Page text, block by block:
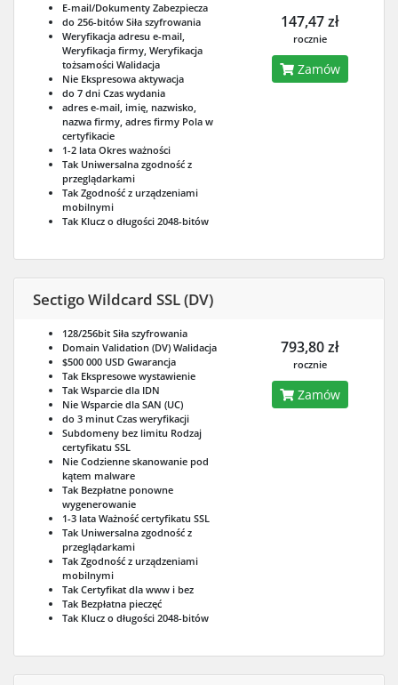
E-mail/Dokumenty Zabezpiecza
do 256-bitów Siła szyfrowania
Weryfikacja adresu e-mail,
Weryfikacja firmy, Weryfikacja
tożsamości Walidacja
Nie Ekspresowa aktywacja
do 7 dni Czas wydania
adres e-mail, imię, nazwisko,
nazwa firmy, adres firmy Pola w
certyfikacie
1-2 lata Okres ważności
Tak Uniwersalna zgodność z
przeglądarkami
Tak Zgodność z urządzeniami
mobilnymi
Tak Klucz o długości 2048-bitów
147,47 zł
rocznie
Zamów
Sectigo Wildcard SSL (DV)
128/256bit Siła szyfrowania
Domain Validation (DV) Walidacja
$500 000 USD Gwarancja
Tak Ekspresowe wystawienie
Tak Wsparcie dla IDN
Nie Wsparcie dla SAN (UC)
do 3 minut Czas weryfikacji
Subdomeny bez limitu Rodzaj
certyfikatu SSL
Nie Codzienne skanowanie pod
kątem malware
Tak Bezpłatne ponowne
wygenerowanie
1-3 lata Ważność certyfikatu SSL
Tak Uniwersalna zgodność z
przeglądarkami
Tak Zgodność z urządzeniami
mobilnymi
Tak Certyfikat dla www i bez
Tak Bezpłatna pieczęć
Tak Klucz o długości 2048-bitów
793,80 zł
rocznie
Zamów